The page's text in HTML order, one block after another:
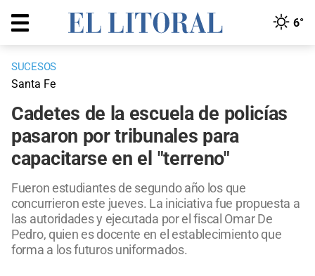
6°
SUCESOS
Santa Fe
Cadetes de la escuela de policías
pasaron por tribunales para
capacitarse en el "terreno"
Fueron estudiantes de segundo año los que
concurrieron este jueves. La iniciativa fue propuesta a
las autoridades y ejecutada por el fiscal Omar De
Pedro, quien es docente en el establecimiento que
forma a los futuros uniformados.